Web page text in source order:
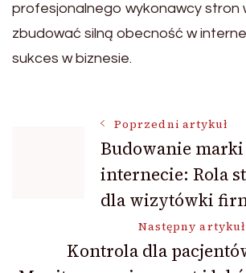
profesjonalnego wykonawcy stron
zbudować silną obecność w
sukces w biznesie.
Nawigacja
wpisu
Poprzedni artykuł
Budowanie
internecie: Rola
dla wizytówki
Następny artykuł
Kontrola dla